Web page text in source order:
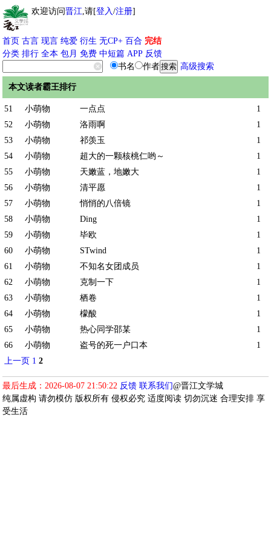
欢迎访问晋江,请[登入/注册]
首页 古言 现言 纯爱 衍生 无CP+ 百合 完结
分类 排行 全本 包月 免费 中短篇 APP 反馈
书名
作者 高级搜索
本文读者霸王排行
51 小萌物 一点点
1
52
小萌物 洛雨啊
1
53
小萌物 祁羡玉
1
54
小萌物 超大的一颗核桃仁哟～
1
55
小萌物 天嫩蓝，地嫩大
1
56
小萌物 清平愿
1
57
小萌物 悄悄的八倍镜
1
58
小萌物 Ding
1
59
小萌物 毕欧
1
60
小萌物 STwind
1
61
小萌物 不知名女团成员
1
62
小萌物 克制一下
1
63
小萌物 栖卷
1
64
小萌物 檬酸
1
65
小萌物 热心同学邵某
1
66
小萌物 盗号的死一户口本
1
上一页 1 2
最后生成：2026-08-07 21:50:22 反馈 联系我们@晋江文学城
纯属虚构 请勿模仿 版权所有 侵权必究 适度阅读 切勿沉迷 合理安排 享
受生活